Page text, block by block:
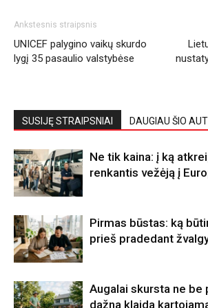
Ankstesnis straipsnis
UNICEF palygino vaikų skurdo
lygį 35 pasaulio valstybėse
SUSIJĘ STRAIPSNIAI DAUGIAU ŠIO
Ne tik kaina: į ką
renkantis vežėją į
Pirmas būstas: ką
prieš pradedant
Augalai skursta ne be
dažna klaida